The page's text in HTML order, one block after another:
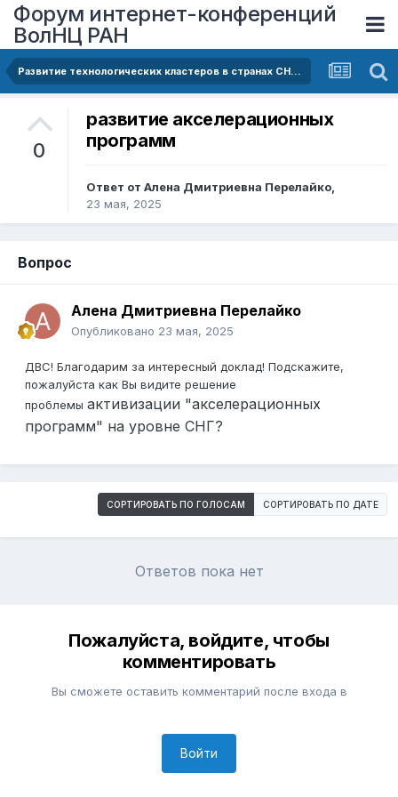
Форум интернет-конференций
ВолНЦ РАН
Развитие технологических кластеров в странах СНГ как фактор социально-экономической трансформации регионов
0
развитие акселерационных
программ
Ответ от Алена Дмитриевна Перелайко,
23 мая, 2025
Вопрос
Алена Дмитриевна Перелайко
Опубликовано 23 мая, 2025
ДВС! Благодарим за интересный доклад! Подскажите,
пожалуйста как Вы видите решение
проблемы активизации "акселерационных
программ" на уровне СНГ?
СОРТИРОВАТЬ ПО ГОЛОСАМ СОРТИРОВАТЬ ПО ДАТЕ
Ответов пока нет
Пожалуйста, войдите, чтобы
комментировать
Вы сможете оставить комментарий после входа в
Войти